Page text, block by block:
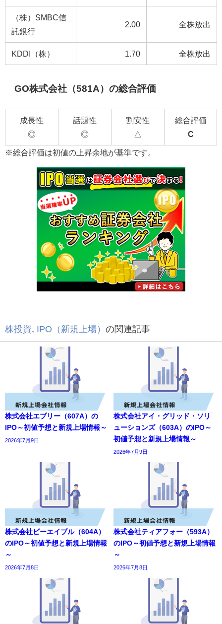
（株）SMBC信
託銀行
2.00 全株放出
KDDI（株） 1.70 全株放出
GO株式会社（581A）の総合評価
成長性
◎
話題性
◎
割安性
△
総合評価
C
※総合評価は初値の上昇余地が基準です。
株投資, IPO（新規上場） の関連記事
株式会社エブリー（607A）の
IPO～初値予想と新規上場情報～
2026年7月9日
株式会社アイ・グリッド・ソリ
ューションズ（603A）のIPO～
初値予想と新規上場情報～
2026年7月9日
株式会社ビーエイブル（604A）
のIPO～初値予想と新規上場情報
～
2026年7月8日
株式会社ティアフォー（593A）
のIPO～初値予想と新規上場情報
～
2026年7月8日